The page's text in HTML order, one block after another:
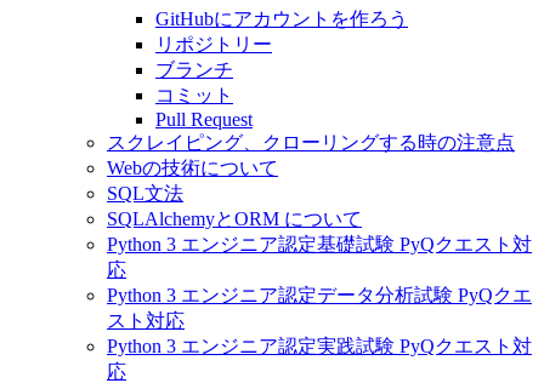
GitHubにアカウントを作ろう
リポジトリー
ブランチ
コミット
Pull Request
スクレイピング、クローリングする時の注意点
Webの技術について
SQL文法
SQLAlchemyとORM について
Python 3 エンジニア認定基礎試験 PyQクエスト対
応
Python 3 エンジニア認定データ分析試験 PyQクエ
スト対応
Python 3 エンジニア認定実践試験 PyQクエスト対
応